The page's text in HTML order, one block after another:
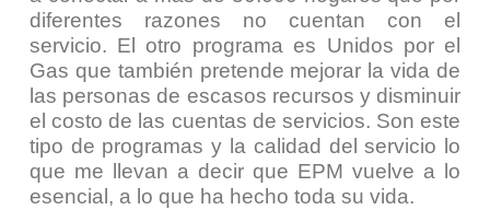
diferentes razones no cuentan con el
servicio. El otro programa es Unidos por el
Gas que también pretende mejorar la vida de
las personas de escasos recursos y disminuir
el costo de las cuentas de servicios. Son este
tipo de programas y la calidad del servicio lo
que me llevan a decir que EPM vuelve a lo
esencial, a lo que ha hecho toda su vida.